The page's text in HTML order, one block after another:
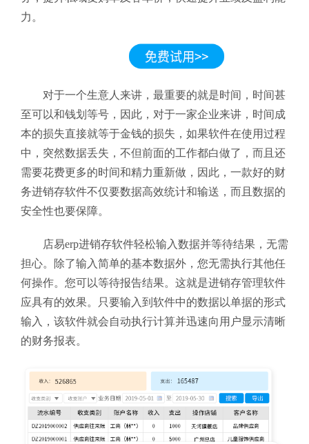
力。
对于一个生意人来讲，最重要的就是时间，时间甚
至可以和钱划等号，因此，对于一家企业来讲，时间成
本的损失直接就等于金钱的损失，如果软件在使用过程
中，突然数据丢失，不但前面的工作都白做了，而且还
需要花费更多的时间和精力重新做，因此，一款好的财
务进销存软件不仅要数据高效统计和输送，而且数据的
安全性也要保障。
店易erp进销存软件轻松输入数据并等待结果，无需
担心。除了输入简单的基本数据外，您无需执行其他任
何操作。您可以等待报告结果。这就是进销存管理软件
应具有的效果。只要输入到软件中的数据以单据的形式
输入，该软件就会自动执行计算并迅速向用户显示清晰
的财务报表。